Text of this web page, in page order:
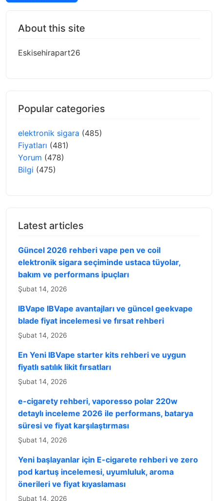
About this site
Eskisehirapart26
Popular categories
elektronik sigara (485)
Fiyatları (481)
Yorum (478)
Bilgi (475)
Latest articles
Güncel 2026 rehberi vape pen ve coil
elektronik sigara seçiminde ustaca tüyolar,
bakım ve performans ipuçları
Şubat 14, 2026
IBVape IBVape avantajları ve güncel geekvape
blade fiyat incelemesi ve fırsat rehberi
Şubat 14, 2026
En Yeni IBVape starter kits rehberi ve uygun
fiyatlı satılık likit fırsatları
Şubat 14, 2026
e-cigarety rehberi, vaporesso polar 220w
detaylı inceleme 2026 ile performans, batarya
süresi ve fiyat karşılaştırması
Şubat 14, 2026
Yeni başlayanlar için E-cigarete rehberi ve zero
pod kartuş incelemesi, uyumluluk, aroma
önerileri ve fiyat kıyaslaması
Şubat 14, 2026